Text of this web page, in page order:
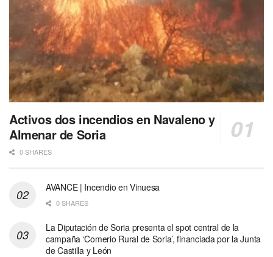
Activos dos incendios en Navaleno y
Almenar de Soria
0 SHARES
AVANCE | Incendio en Vinuesa
0 SHARES
La Diputación de Soria presenta el spot central de la
campaña ‘Comerio Rural de Soria’, financiada por la Junta
de Castilla y León